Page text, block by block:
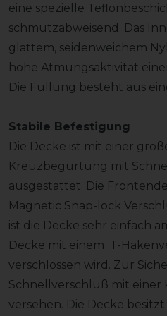
eine spezielle
schmutzabweisend. Das
glattem, seidenweichem
hohe Atmungsaktivität
Die Füllung besteht aus
Stabile Befestigung
Die Decke ist mit einer
Kreuzbegurtung mit
ausgestattet. Die
Magnetic Snap-lock
ist die Decke sehr einfach
Decke mit einem T-
verschlossen wird. Zur
Schnellverschluß mit
versehen. Die Decke